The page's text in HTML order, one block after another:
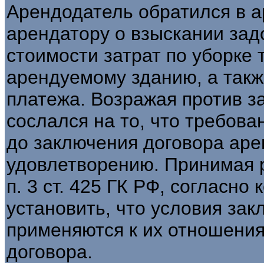
Арендодатель обратился в
арендатору о взыскании
стоимости затрат по
арендуемому зданию, а
платежа. Возражая против
сослался на то, что
до заключения договора
удовлетворению. Принимая
п. 3 ст. 425 ГК РФ, согласно
установить, что условия
применяются к их
договора.